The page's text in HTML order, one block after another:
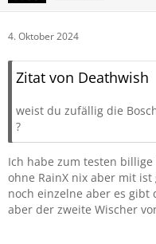
4. Oktober 2024
Zitat von Deathwish
weist du zufällig die
?
Ich habe zum testen
ohne RainX nix aber mit ist
noch einzelne aber es gibt
aber der zweite Wischer